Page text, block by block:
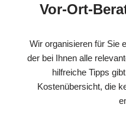
Vor-Ort-
Wir organisieren für Sie
der bei Ihnen alle
hilfreiche Tipps
Kostenübersicht, die